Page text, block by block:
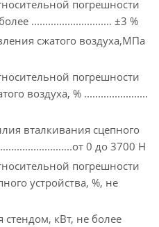
погрешности
............................. ±3 %
сжатого воздуха,МПа
погрешности
воздуха, % .......................
вталкивания сцепного
0 до 3700 Н
погрешности
устройства, %, не
кВт, не более